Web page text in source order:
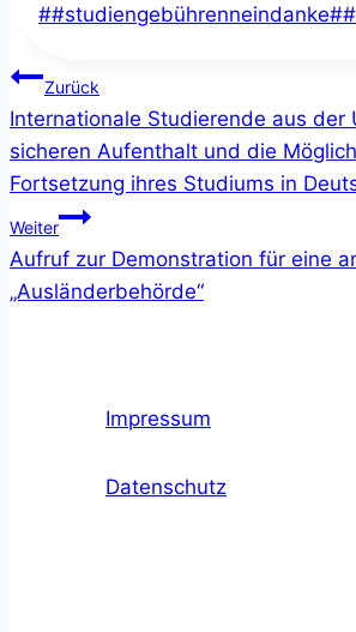
Schlagworte:
##studiengebührenneindanke#
Beitragsnavigation
Zurück
Internationale Studierende aus der
sicheren Aufenthalt und die
Fortsetzung ihres Studiums in
Weiter
Aufruf zur Demonstration für eine
„Ausländerbehörde“
Impressum
Datenschutz